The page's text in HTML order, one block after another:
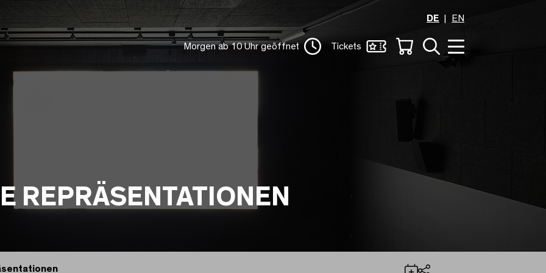
DE
EN
Morgen ab 10 Uhr geöffnet Tickets
REPRÄSENTATIONEN